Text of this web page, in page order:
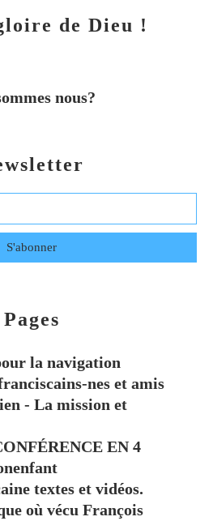
Pages
la navigation
nes et amis
- La mission et
EN 4
textes et vidéos.
où vécu François
de Dieu !
nous?